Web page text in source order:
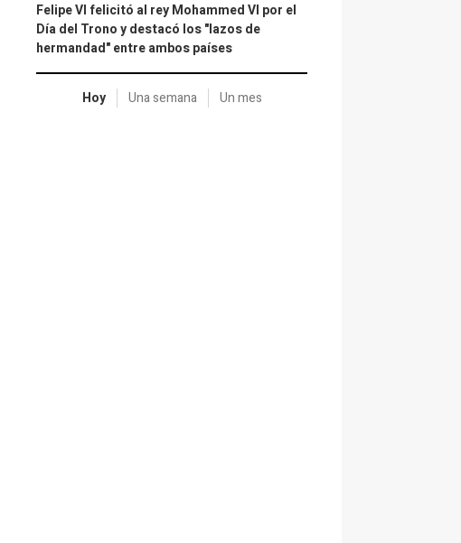
Felipe VI felicitó al rey Mohammed VI por el
Día del Trono y destacó los "lazos de
hermandad" entre ambos países
Hoy Una semana Un mes